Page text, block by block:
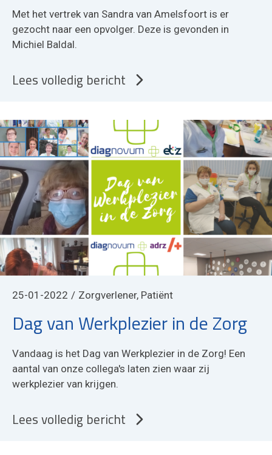
Met het vertrek van Sandra van Amelsfoort is er
gezocht naar een opvolger. Deze is gevonden in
Michiel Baldal.
Lees volledig bericht
25-01-2022 Zorgverlener, Patiënt
Dag van Werkplezier in de Zorg
Vandaag is het Dag van Werkplezier in de Zorg! Een
aantal van onze collega's laten zien waar zij
werkplezier van krijgen.
Lees volledig bericht